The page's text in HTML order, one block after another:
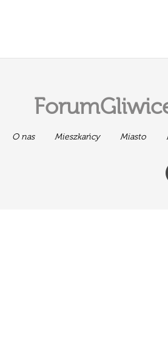
O nas Mieszkańcy Miasto